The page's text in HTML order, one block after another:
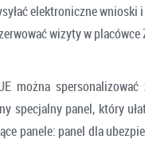
elektroniczne wnioski
wizyty w placówce
można
specjalny panel, który
panele: panel dla